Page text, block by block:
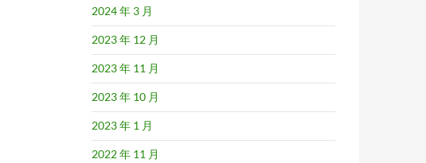
2024 年 3 月
2023 年 12 月
2023 年 11 月
2023 年 10 月
2023 年 1 月
2022 年 11 月